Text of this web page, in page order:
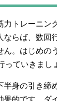
力トレーニン
ならば、数回
ん。はじめの
ていきまし
身の引き締
果的です。ダ